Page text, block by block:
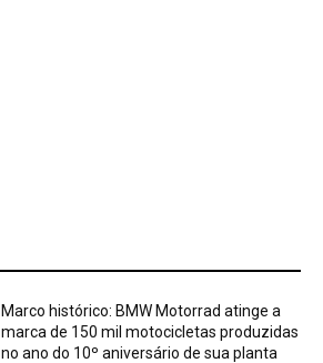
Marco histórico: BMW Motorrad atinge a
marca de 150 mil motocicletas produzidas
no ano do 10º aniversário de sua planta